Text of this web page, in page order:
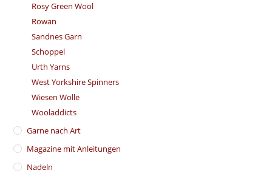
Rosy Green Wool
Rowan
Sandnes Garn
Schoppel
Urth Yarns
West Yorkshire Spinners
Wiesen Wolle
Wooladdicts
Garne nach Art
Magazine mit Anleitungen
Nadeln